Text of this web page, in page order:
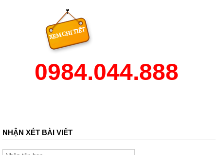
0984.044.888
NHẬN XÉT BÀI VIẾT